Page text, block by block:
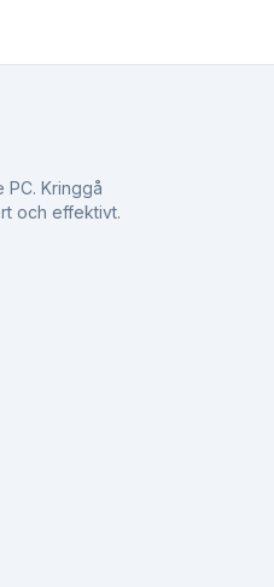
PC. Kringgå
och effektivt.